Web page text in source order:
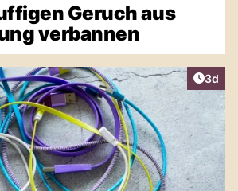
Geruch aus
verbannen
3d